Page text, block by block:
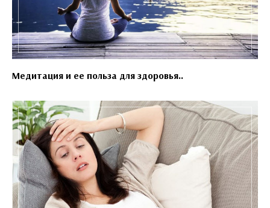
Медитация и ее польза для здоровья..